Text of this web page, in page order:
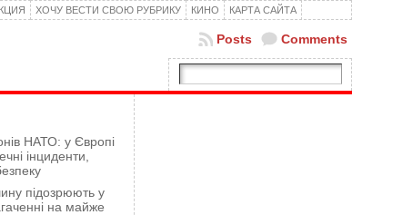
ХОЧУ ВЕСТИ СВОЮ РУБРИКУ КИНО КАРТА САЙТА
Comments
Posts
НАТО: у Європі
інциденти,
підозрюють у
на майже